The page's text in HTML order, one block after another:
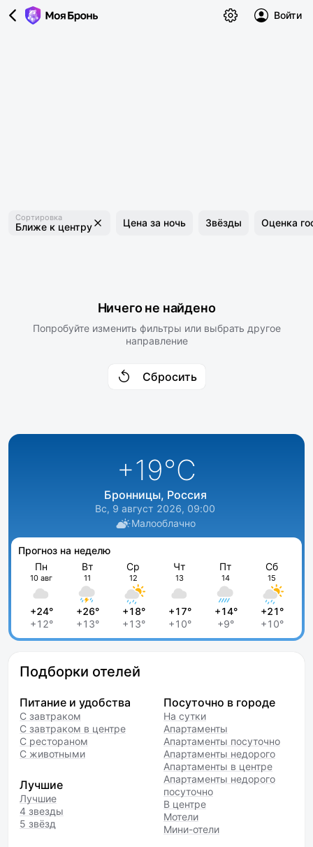
Войти
Сортировка
Ближе к центру Цена за ночь Звёзды Оценка
Ничего не найдено
Попробуйте изменить фильтры или выбрать другое
направление
Сбросить
+19°C
Бронницы, Россия
Вс, 9 август 2026, 09:00
Малооблачно
Прогноз на неделю
Пн
10 авг
+24°
+12°
Вт
11
+26°
+13°
Ср
12
+18°
+13°
Чт
13
+17°
+10°
Пт
14
+14°
+9°
Сб
15
+21°
+10°
Подборки отелей
Питание и удобства
С завтраком
С завтраком в центре
С рестораном
С животными
Лучшие
Лучшие
4 звезды
5 звёзд
Посуточно в городе
На сутки
Апартаменты
Апартаменты посуточно
Апартаменты недорого
Апартаменты в центре
Апартаменты недорого
посуточно
В центре
Мотели
Мини-отели